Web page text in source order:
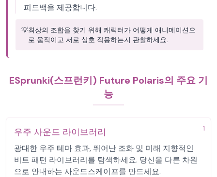
피드백을 제공합니다.
💡최상의 조합을 찾기 위해 캐릭터가 어떻게 애니메이션으
로 움직이고 서로 상호 작용하는지 관찰하세요.
ESprunki(스프런키) Future Polaris의 주요 기
능
1
우주 사운드 라이브러리
광대한 우주 테마 효과, 뛰어난 조화 및 미래 지향적인
비트 패턴 라이브러리를 탐색하세요. 당신을 다른 차원
으로 안내하는 사운드스케이프를 만드세요.